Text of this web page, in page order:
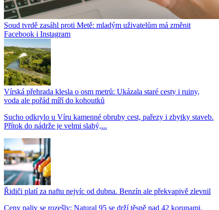
Soud tvrdě zasáhl proti Metě: mladým uživatelům má změnit
Facebook i Instagram
Vírská přehrada klesla o osm metrů: Ukázala staré cesty i ruiny,
voda ale pořád míří do kohoutků
Sucho odkrylo u Víru kamenné obruby cest, pařezy i zbytky staveb.
Přítok do nádrže je velmi slabý,...
Řidiči platí za naftu nejvíc od dubna. Benzín ale překvapivě zlevnil
Ceny paliv se rozešly: Natural 95 se drží těsně nad 42 korunami,